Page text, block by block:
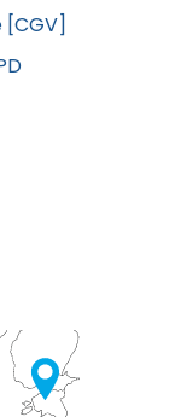
[CGV]